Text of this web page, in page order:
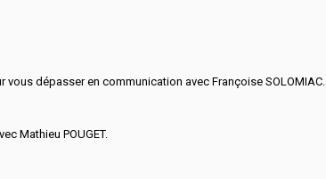
dépasser en communication avec Françoise SOLOMIAC.
Mathieu POUGET.